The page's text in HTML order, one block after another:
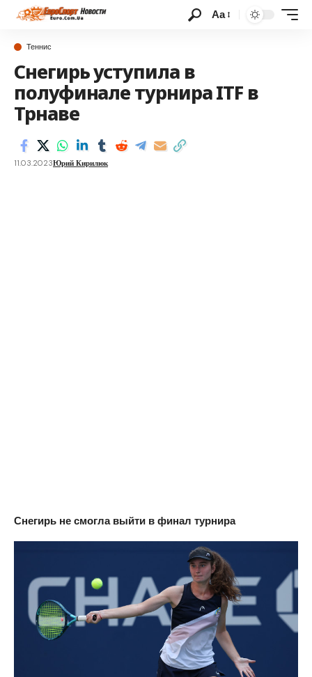
Аа
Теннис
Снегирь уступила в
полуфинале турнира ITF в
Трнаве
11.03.2023Юрий Кирилюк
Снегирь не смогла выйти в финал турнира